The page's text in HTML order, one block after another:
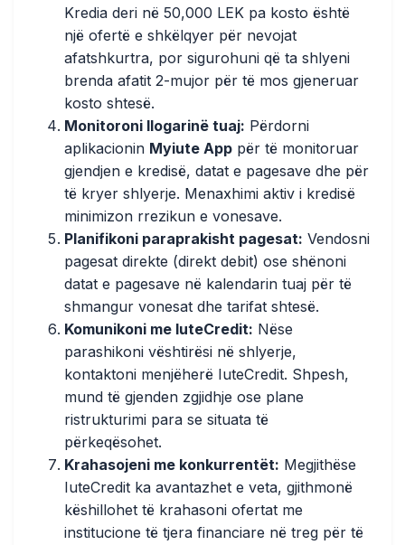
Kredia deri në 50,000 LEK pa kosto është
një ofertë e shkëlqyer për nevojat
afatshkurtra, por sigurohuni që ta shlyeni
brenda afatit 2-mujor për të mos gjeneruar
kosto shtesë.
Monitoroni llogarinë tuaj: Përdorni
aplikacionin Myiute App për të monitoruar
gjendjen e kredisë, datat e pagesave dhe për
të kryer shlyerje. Menaxhimi aktiv i kredisë
minimizon rrezikun e vonesave.
Planifikoni paraprakisht pagesat: Vendosni
pagesat direkte (direkt debit) ose shënoni
datat e pagesave në kalendarin tuaj për të
shmangur vonesat dhe tarifat shtesë.
Komunikoni me IuteCredit: Nëse
parashikoni vështirësi në shlyerje,
kontaktoni menjëherë IuteCredit. Shpesh,
mund të gjenden zgjidhje ose plane
ristrukturimi para se situata të
përkeqësohet.
Krahasojeni me konkurrentët: Megjithëse
IuteCredit ka avantazhet e veta, gjithmonë
këshillohet të krahasoni ofertat me
institucione të tjera financiare në treg për të